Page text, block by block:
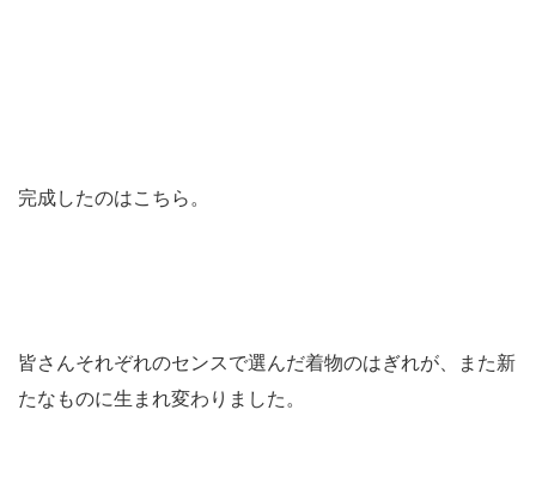
完成したのはこちら。
皆さんそれぞれのセンスで選んだ着物のはぎれが、また新
たなものに生まれ変わりました。